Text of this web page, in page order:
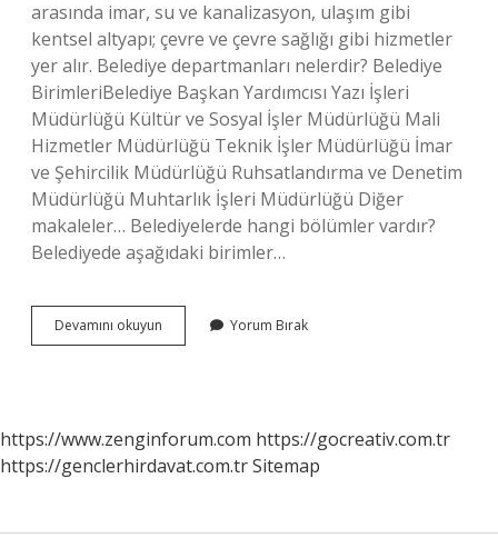
arasında imar, su ve kanalizasyon, ulaşım gibi
kentsel altyapı; çevre ve çevre sağlığı gibi hizmetler
yer alır. Belediye departmanları nelerdir? Belediye
BirimleriBelediye Başkan Yardımcısı Yazı İşleri
Müdürlüğü Kültür ve Sosyal İşler Müdürlüğü Mali
Hizmetler Müdürlüğü Teknik İşler Müdürlüğü İmar
ve Şehircilik Müdürlüğü Ruhsatlandırma ve Denetim
Müdürlüğü Muhtarlık İşleri Müdürlüğü Diğer
makaleler… Belediyelerde hangi bölümler vardır?
Belediyede aşağıdaki birimler…
Devamını okuyun Belediyenin
Çalışma
Yorum Bırak
https://www.zenginforum.com https://gocreativ.com.tr
https://genclerhirdavat.com.trSitemap